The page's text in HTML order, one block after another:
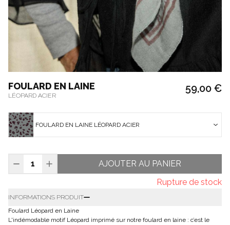
FOULARD EN LAINE
LÉOPARD ACIER
59,00 €
FOULARD EN LAINE LÉOPARD ACIER
AJOUTER AU PANIER
Rupture de stock
INFORMATIONS PRODUIT
Foulard Léopard en Laine
L'indémodable motif Léopard imprimé sur notre foulard en laine : c’est le